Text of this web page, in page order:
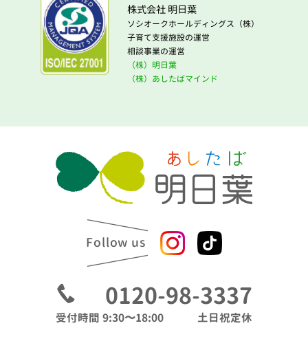
株式会社 明日葉
ソシオークホールディングス（株）
子育て支援施設の運営
相談事業の運営
（株）明日葉
（株）あしたばマインド
Follow us
0120-98-3337
受付時間 9:30〜18:00 土日祝定休